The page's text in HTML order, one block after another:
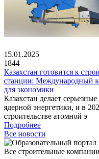
15.01.2025
1844
Казахстан готовится к
станции: Международный
для экономики
Казахстан делает
ядерной энергетики, и в
строительстве атомной э
Подробнее
Все новости
Все строительные